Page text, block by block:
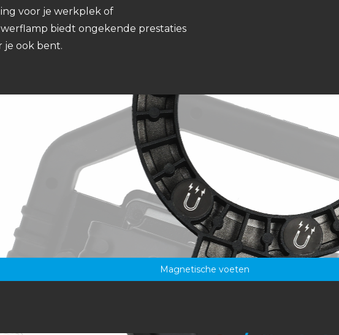
voor je werkplek of
biedt ongekende prestaties
je ook bent.
Magnetische voeten